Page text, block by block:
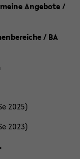
Angebote /
/ BA
2025)
2023)